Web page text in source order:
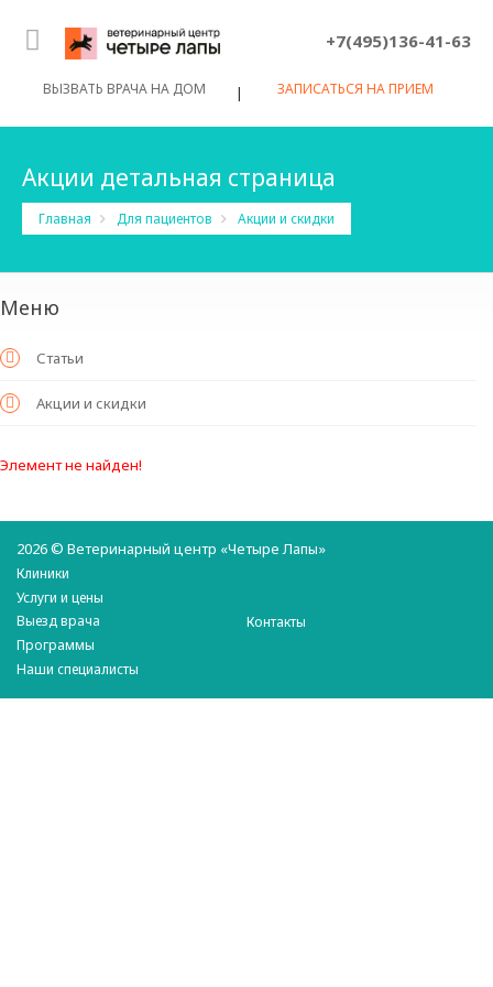
+7(495)136-41-63
ВЫЗВАТЬ ВРАЧА НА ДОМ | ЗАПИСАТЬСЯ НА ПРИЕМ
Акции детальная страница
Главная Для пациентов Акции и скидки
Меню
Статьи
Акции и скидки
Элемент не найден!
2026 © Ветеринарный центр «Четыре Лапы»
Клиники
Услуги и цены
Выезд врача
Программы
Наши специалисты
Контакты